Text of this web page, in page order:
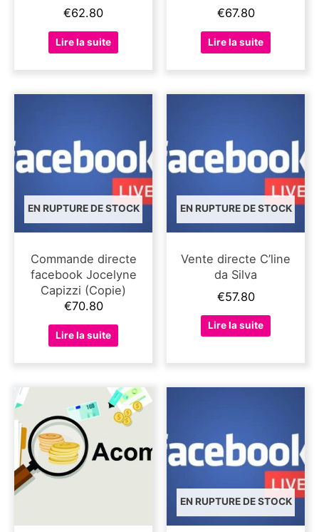
€62.80
Lire la suite
€67.80
Lire la suite
EN RUPTURE DE STOCK
Commande directe
facebook Jocelyne
Capizzi (Copie)
€70.80
Lire la suite
EN RUPTURE DE STOCK
Vente directe C’line
da Silva
€57.80
Lire la suite
EN RUPTURE DE STOCK